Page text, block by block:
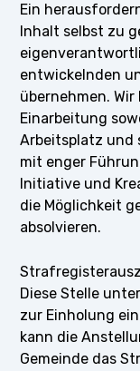
Ein
Inhalt selbst zu
entwickelnden
übernehmen.
Einarbeitung
Arbeitsplatz und
mit enger
Initiative und
die Möglichkeit
absolvieren.
Diese Stelle
zur Einholung
kann die
Gemeinde das